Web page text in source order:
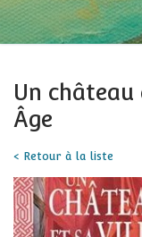
Un
Âge
< Retour à la liste